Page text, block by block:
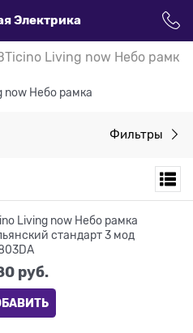
Электрика
Living now Небо рамка
now Небо рамка
Фильтры
Living now Небо рамка
стандарт 3 мод
руб.